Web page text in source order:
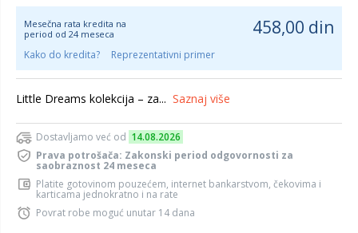
Mesečna rata kredita na
period od 24 meseca
458,00 din
Kako do kredita? Reprezentativni primer
Little Dreams kolekcija – za... Saznaj više
Dostavljamo već od 14.08.2026
Prava potrošača: Zakonski period odgovornosti za
saobraznost 24 meseca
Platite gotovinom pouzećem, internet bankarstvom, čekovima i
karticama jednokratno i na rate
Povrat robe moguć unutar 14 dana